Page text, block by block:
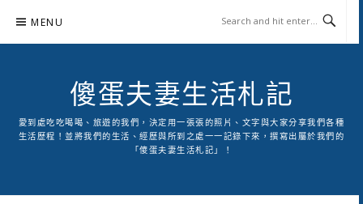
content
MENU
傻蛋夫妻生活札記
愛到處吃吃喝喝、旅遊的我們，決定用一張張的照片、文字與大家分享我們各種
生活歷程！並將我們的生活、經歷與所到之處一一記錄下來，撰寫出屬於我們的
「傻蛋夫妻生活札記」！